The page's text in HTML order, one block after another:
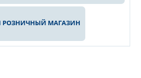
РОЗНИЧНЫЙ МАГАЗИН